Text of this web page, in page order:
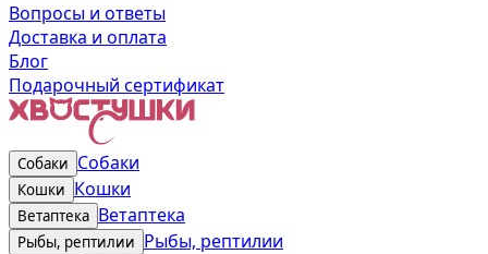
Вопросы и ответы
Доставка и оплата
Блог
Подарочный сертификат
Собаки Собаки
Кошки Кошки
Ветаптека Ветаптека
Рыбы, рептилии Рыбы, рептилии